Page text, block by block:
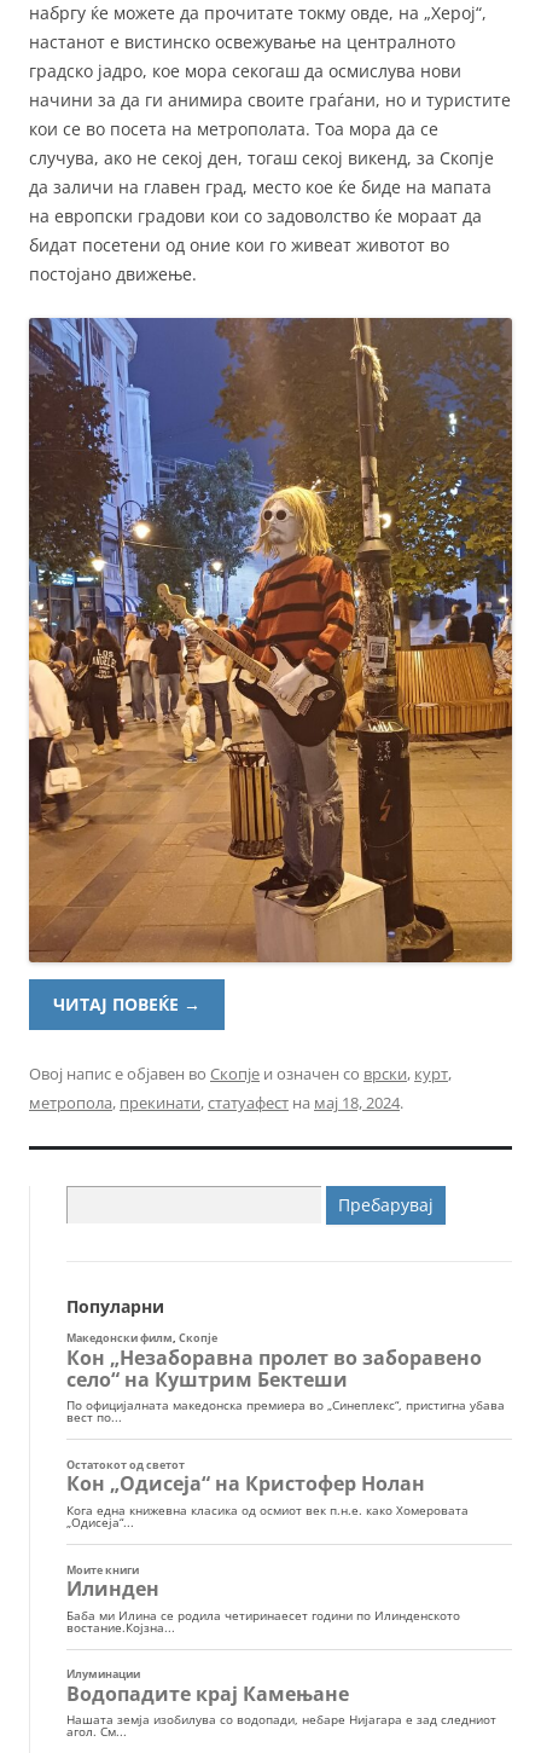
набргу ќе можете да прочитате токму овде, на „Херој“,
настанот е вистинско освежување на централното
градско јадро, кое мора секогаш да осмислува нови
начини за да ги анимира своите граѓани, но и туристите
кои се во посета на метрополата. Тоа мора да се
случува, ако не секој ден, тогаш секој викенд, за Скопје
да заличи на главен град, место кое ќе биде на мапата
на европски градови кои со задоволство ќе мораат да
бидат посетени од оние кои го живеат животот во
постојано движење.
ЧИТАЈ ПОВЕЌЕ →
Овој напис е објавен во Скопје и означен со врски, курт,
метропола, прекинати,статуафест на мај 18, 2024.
за:
Популарни